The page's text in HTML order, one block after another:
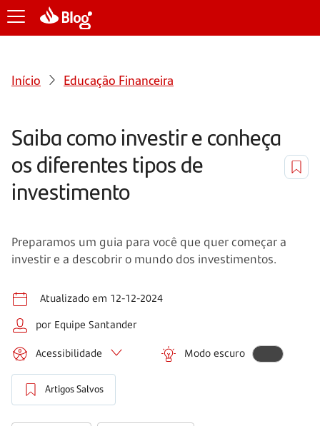
Início Educação Financeira
Saiba como investir e conheça
os diferentes tipos de
investimento
Preparamos um guia para você que quer começar a
investir e a descobrir o mundo dos investimentos.
Atualizado em 12-12-2024
por Equipe Santander
Acessibilidade Modo escuro
Artigos Salvos